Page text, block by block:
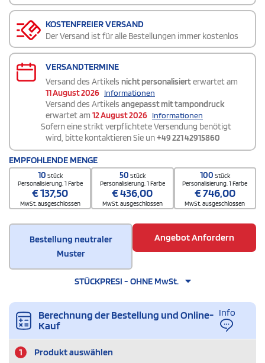
KOSTENFREIER VERSAND
Der Versand ist für alle Bestellungen immer kostenlos
VERSANDTERMINE
Versand des Artikels nicht personalisierterwartet am
11 August 2026 Informationen
Versand des Artikels angepasst mit tampondruck
erwartet am 12 August 2026 Informationen
Sofern eine strikt verpflichtete Versendung benötigt
wird, bitte kontaktieren Sie un+49 221 42915860
EMPFOHLENDE MENGE
10 Stück
Personalisierung. 1 Farbe
€137,50
MwSt. ausgeschlossen
50 Stück
Personalisierung. 1 Farbe
€436,00
MwSt. ausgeschlossen
100 Stück
Personalisierung. 1 Farbe
€746,00
MwSt. ausgeschlossen
Bestellung neutraler
Muster
Angebot Anfordern
STÜCKPRESI - OHNE MwSt.
Berechnung der Bestellung und Online-
Kauf
Info
1 Produkt auswählen